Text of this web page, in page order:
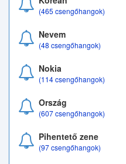
(465 csengőhangok)
Nevem
(48 csengőhangok)
Nokia
(114 csengőhangok)
Ország
(607 csengőhangok)
Pihentető zene
(97 csengőhangok)